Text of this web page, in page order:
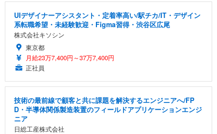
UIデザイナーアシスタント・定着率高い/駅チカ/IT・デザイン
系転職希望・未経験歓迎・Figma習得・渋谷区広尾
株式会社キソシン
東京都
月給23万7,400円～37万7,400円
正社員
技術の最前線で顧客と共に課題を解決するエンジニアへ/FP
D・半導体関係製造装置のフィールドアプリケーションエンジ
ニア
日総工産株式会社